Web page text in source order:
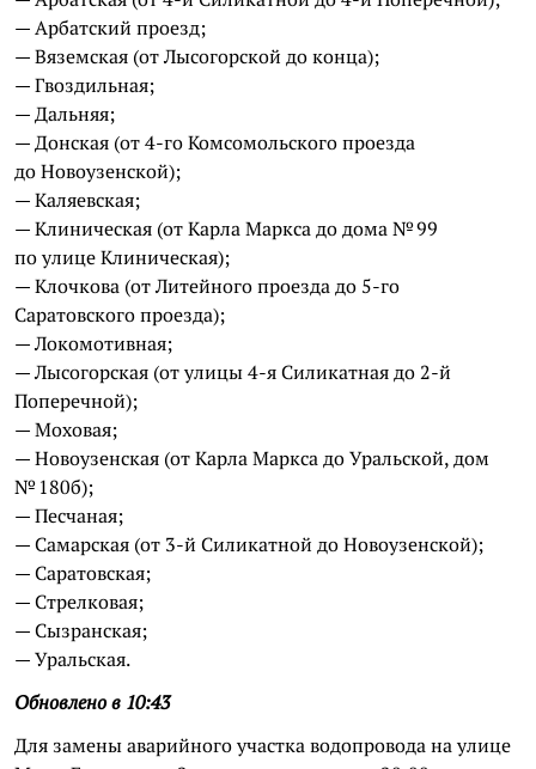
— Арбатский проезд;
— Вяземская (от Лысогорской до конца);
— Гвоздильная;
— Дальняя;
— Донская (от 4-го Комсомольского проезда
до Новоузенской);
— Каляевская;
— Клиническая (от Карла Маркса до дома № 99
по улице Клиническая);
— Клочкова (от Литейного проезда до 5-го
Саратовского проезда);
— Локомотивная;
— Лысогорская (от улицы 4-я Силикатная до 2-й
Поперечной);
— Моховая;
— Новоузенская (от Карла Маркса до Уральской, дом
№ 180б);
— Песчаная;
— Самарская (от 3-й Силикатной до Новоузенской);
— Саратовская;
— Стрелковая;
— Сызранская;
— Уральская.
Обновлено в 10:43
Для замены аварийного участка водопровода на улице